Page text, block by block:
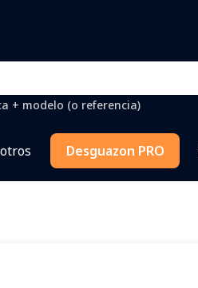
+ modelo (o referencia)
Desguazon PRO